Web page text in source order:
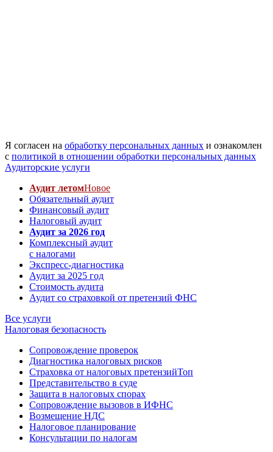
Я согласен на обработку персональных данных и ознакомлен
с политикой в отношении обработки персональных данных
Аудиторские услуги
Аудит летомНовое
Обязательный аудит
Финансовый аудит
Налоговый аудит
Аудит за 2026 год
Комплексный аудит
с налогами
Экспресс-диагностика
Аудит за 2025 год
Стоимость аудита
Аудит со страховкой от претензий ФНС
Все услуги
Налоговая безопасность
Сопровождение проверок
Диагностика налоговых рисков
Страховка от налоговых претензийТоп
Представительство в суде
Защита в налоговых спорах
Сопровождение вызовов в ИФНС
Возмещение НДС
Налоговое планирование
Консультации по налогам